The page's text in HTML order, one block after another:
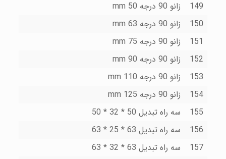
149
زانو 90 درجه 50 mm
150
زانو 90 درجه 63 mm
151
زانو 90 درجه 75 mm
152
زانو 90 درجه 90 mm
153
زانو 90 درجه 110 mm
154
زانو 90 درجه 125 mm
155
سه راه تبدیل 50 * 32 * 50
156
سه راه تبدیل 63 * 25 * 63
157
سه راه تبدیل 63 * 32 * 63